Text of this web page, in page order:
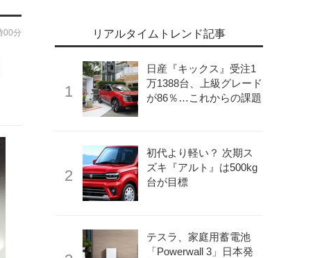
00分 リアルタイムトレンド記事
日産『キックス』受注1
万1388台、上級グレード
が86％…これからの課題
初代より軽い？ 次期ス
ズキ『アルト』は500kg
台が目標
テスラ、家庭用蓄電池
「Powerwall 3」日本発